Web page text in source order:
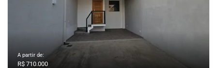
A partir de:
R$ 710.000